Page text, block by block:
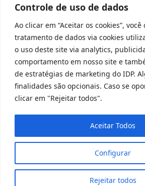
Controle de uso de dados
Ao clicar em “Aceitar os cookies”,
tratamento de dados via cookies
o uso deste site via analytics,
comportamento em nosso site e
de estratégias de marketing do IDP.
finalidades são opcionais. Caso se
clicar em "Rejeitar todos".
Configurar
Rejeitar todos
Aceitar Todos
Consulte aqui o cadastro da
MEC
@ 2025 Todos